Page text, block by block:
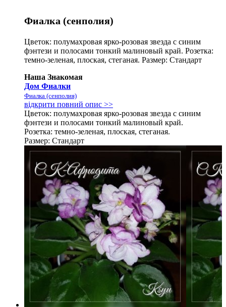
Фиалка (сенполия)
Цветок: полумахровая ярко-розовая звезда с синим
фэнтези и полосами тонкий малиновый край. Розетка:
темно-зеленая, плоская, стеганая. Размер: Стандарт
Наша Знакомая
Дом Фиалки
Фиалка (сенполия)
відкрити повний опис >>
Цветок: полумахровая ярко-розовая звезда с синим
фэнтези и полосами тонкий малиновый край.
Розетка: темно-зеленая, плоская, стеганая.
Размер: Стандарт